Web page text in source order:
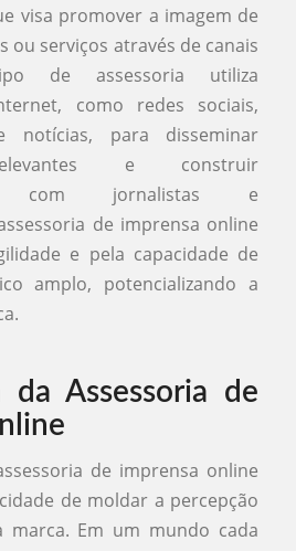
visa promover a imagem de
ou serviços através de canais
de assessoria utiliza
como redes sociais,
para disseminar
e construir
com jornalistas e
de imprensa online
e pela capacidade de
amplo, potencializando a
da Assessoria de
de imprensa online
de moldar a percepção
marca. Em um mundo cada